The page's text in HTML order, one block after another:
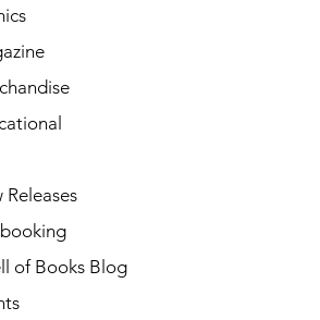
Releases
of Books Blog